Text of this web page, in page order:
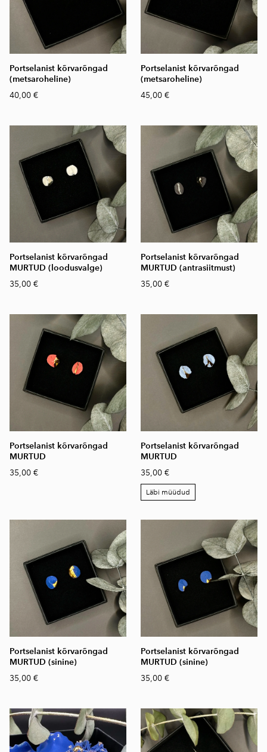
Portselanist kõrvarõngad
(metsaroheline)
40,00 €
Portselanist kõrvarõngad
(metsaroheline)
45,00 €
Portselanist kõrvarõngad
MURTUD (loodusvalge)
35,00 €
Portselanist kõrvarõngad
MURTUD (antrasiitmust)
35,00 €
Portselanist kõrvarõngad
MURTUD
35,00 €
Portselanist kõrvarõngad
MURTUD
35,00 €
Läbi müüdud
Portselanist kõrvarõngad
MURTUD (sinine)
35,00 €
Portselanist kõrvarõngad
MURTUD (sinine)
35,00 €